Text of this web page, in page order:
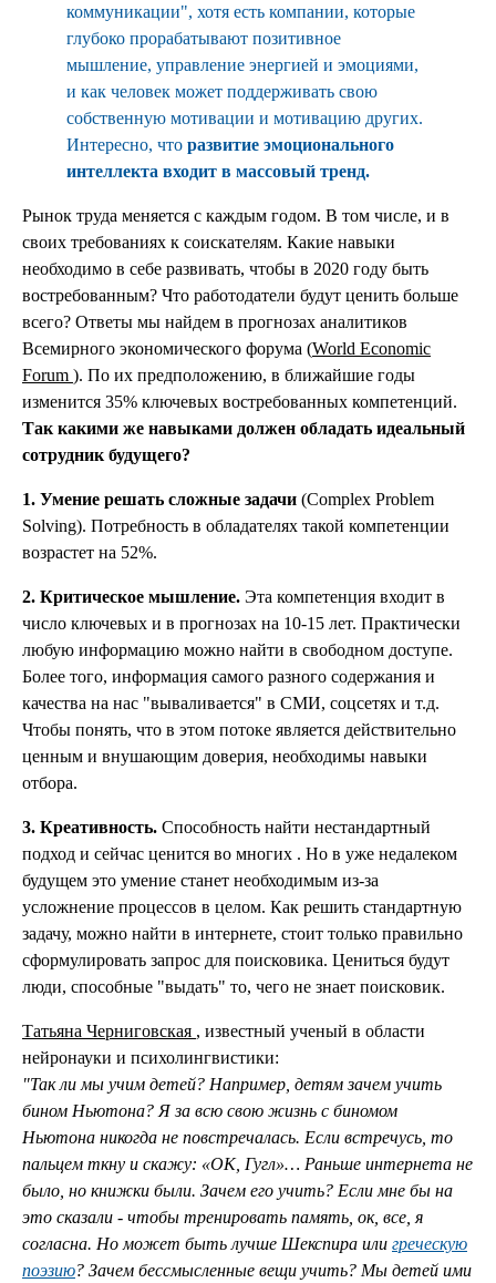
коммуникации", хотя есть компании, которые
глубоко прорабатывают позитивное
мышление, управление энергией и эмоциями,
и как человек может поддерживать свою
собственную мотивации и мотивацию других.
Интересно, что развитие эмоционального
интеллекта входит в массовый тренд.
Рынок труда меняется с каждым годом. В том числе, и в
своих требованиях к соискателям. Какие навыки
необходимо в себе развивать, чтобы в 2020 году быть
востребованным? Что работодатели будут ценить больше
всего? Ответы мы найдем в прогнозах аналитиков
Всемирного экономического форума (World Economic
Forum ). По их предположению, в ближайшие годы
изменится 35% ключевых востребованных компетенций.
Так какими же навыками должен обладать идеальный
сотрудник будущего?
1. Умение решать сложные задачи (Complex Problem
Solving). Потребность в обладателях такой компетенции
возрастет на 52%.
2. Критическое мышление. Эта компетенция входит в
число ключевых и в прогнозах на 10-15 лет. Практически
любую информацию можно найти в свободном доступе.
Более того, информация самого разного содержания и
качества на нас "вываливается" в СМИ, соцсетях и т.д.
Чтобы понять, что в этом потоке является действительно
ценным и внушающим доверия, необходимы навыки
отбора.
3. Креативность. Способность найти нестандартный
подход и сейчас ценится во многих . Но в уже недалеком
будущем это умение станет необходимым из-за
усложнение процессов в целом. Как решить стандартную
задачу, можно найти в интернете, стоит только правильно
сформулировать запрос для поисковика. Цениться будут
люди, способные "выдать" то, чего не знает поисковик.
Татьяна Черниговская , известный ученый в области
нейронауки и психолингвистики:
"Так ли мы учим детей? Например, детям зачем учить
бином Ньютона? Я за всю свою жизнь с биномом
Ньютона никогда не повстречалась. Если встречусь, то
пальцем ткну и скажу: «ОК, Гугл»… Раньше интернета не
было, но книжки были. Зачем его учить? Если мне бы на
это сказали - чтобы тренировать память, ок, все, я
согласна. Но может быть лучше Шекспира или греческую
поэзию? Зачем бессмысленные вещи учить? Мы детей ими